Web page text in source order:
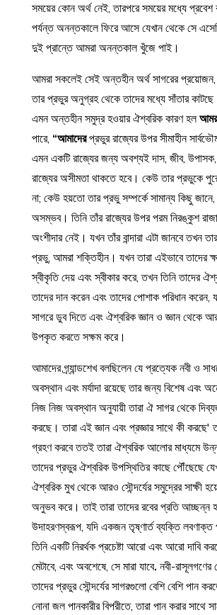
সময়ের কোন অর্থ নেই, তারপরে সময়ের মধ্যে
পর্যন্ত অনন্তকালে ফিরে আসে যেখান থেকে সে
দুই প্রান্তে আমরা অনন্তকাল খুঁজে পাই।
আমরা সকলেই সেই অন্তহীন অর্থ সাগরের প্রয়োজন,
তার প্রভুর অনুগ্রহ থেকে তাদের মধ্যে সাঁতার
এমন অন্তহীন সমুদ্র হওয়ার ঐশ্বরিক কারণ হল
পারে, “আমাদেরপ্রভুর রাজ্যের উপর সীমাহীন
এমন একটি রাজ্যের জন্য অবশ্যই দাস, জীব,
রাজ্যের অসীমতা থাকতে হবে। কেউ তার প্রভুকে
না; কেউ হয়তো তার প্রভু সম্পর্কে সামান্য কিছু
অসম্ভব। তিনি তাঁর রাজ্যের উপর পরম নিরঙ্কুশ
অংশীদার নেই। যখন তাঁর বান্দারা এটা জানবে তখন
প্রভু, আমরা শক্তিহীন। যখন তারা এইভাবে তাদের
স্বীকৃতি দেয় এবং স্বীকার করে, তখন তিনি তাদের
তাদের দান করেন এবং তাদের পোশাক পরিধান করেন,
সাগরে ডুব দিতে এবং ঐশ্বরিক জ্ঞান ও জ্ঞান থেকে
উপকৃত করতে সক্ষম করে।
আমাদের গ্র্যান্ডশেখ বলছিলেন যে প্রত্যেক নবী ও
অবস্থান এবং মর্যাদা রয়েছে তার জন্য বিশেষ এবং
নিজ নিজ অবস্থান অনুযায়ী তারা ঐ সাগর থেকে
করছে। তারা এই জ্ঞান এবং প্রজ্ঞার সাথে কী করছে'
গ্রহণ করবে ততই তারা ঐশ্বরিক আলোর মাধ্যমে
তাদের প্রভুর ঐশ্বরিক উপস্থিতির কাছে পৌঁছেছে
ঐশ্বরিক মুখ থেকে আরও সৌন্দর্যের সমুদ্রের সাক্ষী
অনুভব করে। তাই তারা তাদের রবের প্রতি আচ্ছন্ন
উদাহরণস্বরূপ, যদি একজন তৃষ্ণার্ত ব্যক্তি লবণাক্ত
তিনি একটি নিরর্থক প্রচেষ্টা আরো এবং আরো দাবি
মেটাবে, এবং অবশেষে, সে মারা যাবে. নবী-রাসূলগণের
তাদের প্রভুর সৌন্দর্যের সাগরগুলো বেশি বেশি পান
নোনা জল পানকারীর বিপরীতে, তারা পান করার সাথে